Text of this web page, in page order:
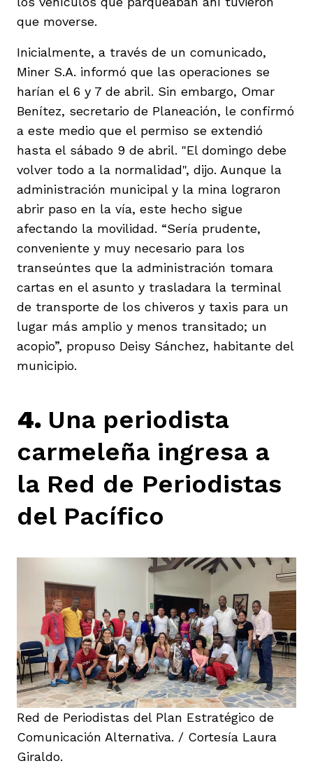
que moverse.
Inicialmente, a través de un comunicado,
Miner S.A. informó que las operaciones se
harían el 6 y 7 de abril. Sin embargo, Omar
Benítez, secretario de Planeación, le confirmó
a este medio que el permiso se extendió
hasta el sábado 9 de abril. "El domingo debe
volver todo a la normalidad", dijo. Aunque la
administración municipal y la mina lograron
abrir paso en la vía, este hecho sigue
afectando la movilidad. “Sería prudente,
conveniente y muy necesario para los
transeúntes que la administración tomara
cartas en el asunto y trasladara la terminal
de transporte de los chiveros y taxis para un
lugar más amplio y menos transitado; un
acopio”, propuso Deisy Sánchez, habitante del
municipio.
4. Una periodista
carmeleña ingresa a
la Red de Periodistas
del Pacífico
Red de Periodistas del Plan Estratégico de
Comunicación Alternativa. / Cortesía Laura
Giraldo.